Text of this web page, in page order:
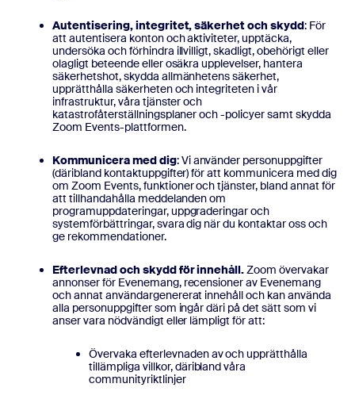
Autentisering, integritet, säkerhet och skydd: För
att autentisera konton och aktiviteter, upptäcka,
undersöka och förhindra illvilligt, skadligt, obehörigt eller
olagligt beteende eller osäkra upplevelser, hantera
säkerhetshot, skydda allmänhetens säkerhet,
upprätthålla säkerheten och integriteten i vår
infrastruktur, våra tjänster och
katastrofåterställningsplaner och -policyer samt skydda
Zoom Events-plattformen.
Kommunicera med dig: Vi använder personuppgifter
(däribland kontaktuppgifter) för att kommunicera med dig
om Zoom Events, funktioner och tjänster, bland annat för
att tillhandahålla meddelanden om
programuppdateringar, uppgraderingar och
systemförbättringar, svara dig när du kontaktar oss och
ge rekommendationer.
Efterlevnad och skydd för innehåll.Zoom övervakar
annonser för Evenemang, recensioner av Evenemang
och annat användargenererat innehåll och kan använda
alla personuppgifter som ingår däri på det sätt som vi
anser vara nödvändigt eller lämpligt för att:
Övervaka efterlevnaden av och upprätthålla
tillämpliga villkor, däribland våra
communityriktlinjer